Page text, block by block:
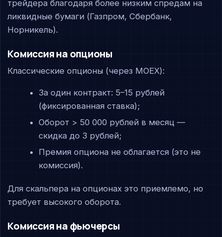
трейдера благодаря более низким спредам на
ликвидные бумаги (Газпром, Сбербанк,
Норникель).
Комиссия на опционы
Классические опционы (через MOEX):
За один контракт: 5–15 рублей
(фиксированная ставка);
Оборот > 50 000 рублей в месяц —
скидка до 3 рублей;
Премия опциона не облагается (это не
комиссия).
Для скальпера на опционах это приемлемо, но
требует высокого оборота.
Комиссия на фьючерсы